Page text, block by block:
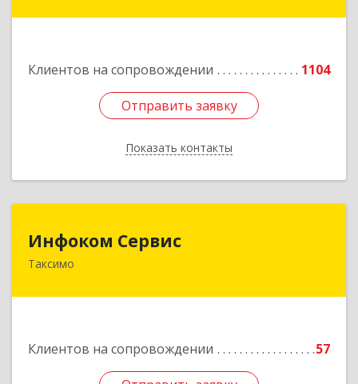
Клиентов на сопровождении 1104
Отправить заявку
Показать контакты
Отправить заявку
Назад
Инфоком Сервис
Таксимо
Клиентов на сопровождении 57
671560, Республика Бурятия, Муйский р-н, пгт.